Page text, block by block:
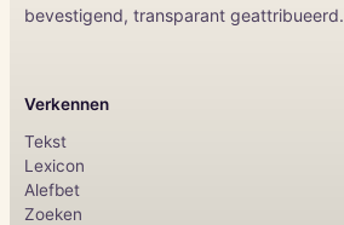
bevestigend, transparant geattribueerd.
Verkennen
Tekst
Lexicon
Alefbet
Zoeken